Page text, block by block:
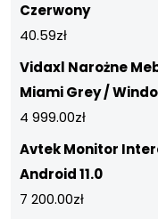
Czerwony
40.59zł
Vidaxl Narożne
Miami Grey /
4 999.00zł
Avtek Monitor
Android 11.0
7 200.00zł